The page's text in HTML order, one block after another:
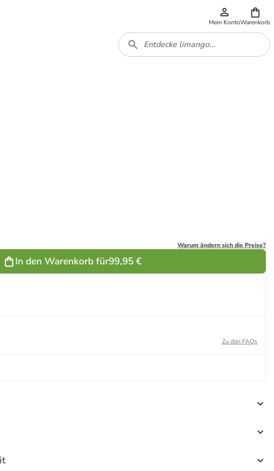
Mein KontoWarenkorb
Warum ändern sich die Preise?
In den Warenkorb für99,95 €
Zu den FAQs